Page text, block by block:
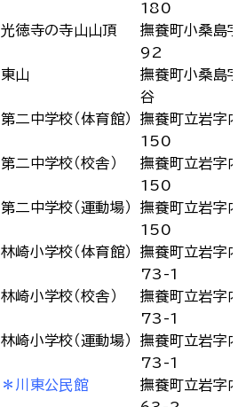
180
光徳寺の寺山山頂
撫養町小桑島字
92
東山
撫養町小桑島字
谷
第二中学校（体育館）
撫養町立岩字内
150
第二中学校（校舎）
撫養町立岩字内
150
第二中学校（運動場）
撫養町立岩字内
150
林崎小学校（体育館）
撫養町立岩字内
73-1
林崎小学校（校舎）
撫養町立岩字内
73-1
林崎小学校（運動場）
撫養町立岩字内
73-1
＊川東公民館
撫養町立岩字内